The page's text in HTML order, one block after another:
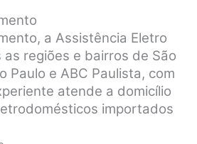
a Assistência Eletro
regiões e bairros de São
Paulo e ABC Paulista, com
atende a domicílio
importados